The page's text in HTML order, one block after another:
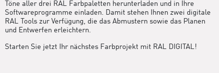
Töne aller drei RAL Farbpaletten herunterladen und in Ihre
Softwareprogramme einladen. Damit stehen Ihnen zwei digitale
RAL Tools zur Verfügung, die das Abmustern sowie das Planen
und Entwerfen erleichtern.
Starten Sie jetzt Ihr nächstes Farbprojekt mit RAL DIGITAL!